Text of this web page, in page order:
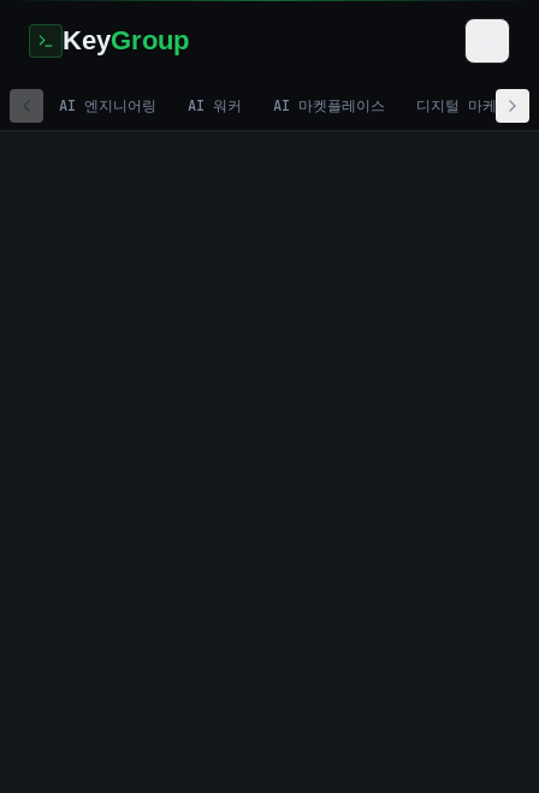
KeyGroup
AI 엔지니어링 AI 워커 AI 마켓플레이스 디지털 마케팅
Home/ Development /Sales Coaching